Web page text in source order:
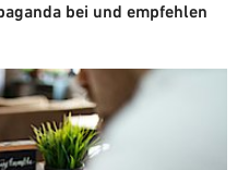
bei und empfehlen